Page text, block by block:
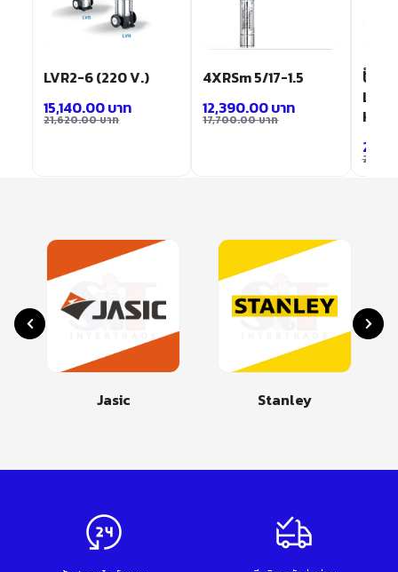
LVR2-6 (220 V.)
21,620.00บาท
15,140.00บาท
4XRSm 5/17-1.5
17,700.00บาท
12,390.00บาท
ปั๊มน้
LEO
Hp.)
Jasic Stanley